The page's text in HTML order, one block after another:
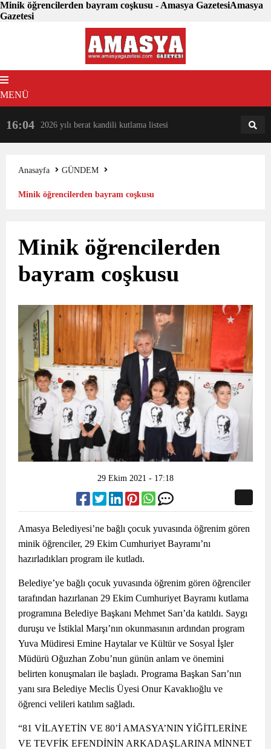
Minik öğrencilerden bayram coşkusu - Amasya GazetesiAmasya
Gazetesi
MENÜ
16:04 2026 yılı berat kandili kutlama listesi 18:31
Anasayfa
GÜNDEM
Minik öğrencilerden bayram coşkusu
Minik öğrencilerden
bayram coşkusu
29 Ekim 2021 - 17:18
Amasya Belediyesi’ne bağlı çocuk yuvasında öğrenim gören
minik öğrenciler, 29 Ekim Cumhuriyet Bayramı’nı
hazırladıkları program ile kutladı.
Belediye’ye bağlı çocuk yuvasında öğrenim gören öğrenciler
tarafından hazırlanan 29 Ekim Cumhuriyet Bayramı kutlama
programına Belediye Başkanı Mehmet Sarı’da katıldı. Saygı
duruşu ve İstiklal Marşı’nın okunmasının ardından program
Yuva Müdiresi Emine Haytalar ve Kültür ve Sosyal İşler
Müdürü Oğuzhan Zobu’nun günün anlam ve önemini
belirten konuşmaları ile başladı. Programa Başkan Sarı’nın
yanı sıra Belediye Meclis Üyesi Onur Kavaklıoğlu ve
öğrenci velileri katılım sağladı.
“81 VİLAYETİN VE 80’İ AMASYA’NIN YİĞİTLERİNE
VE TEVFİK EFENDİNİN ARKADAŞLARINA MİNNET